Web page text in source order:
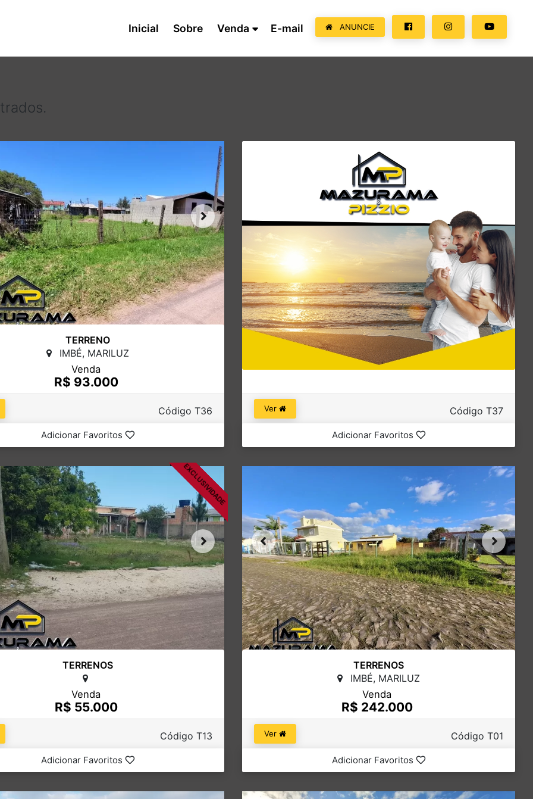
Inicial Sobre Venda E-mail ANUNCIE
TERRENO
IMBÉ, MARILUZ
Venda
R$ 93.000
Código T36
Adicionar Favoritos
Ver Código T37
Adicionar Favoritos
EXCLUSIVIDADE
TERRENOS
Venda
R$ 55.000
Código T13
Adicionar Favoritos
TERRENOS
IMBÉ, MARILUZ
Venda
R$ 242.000
Ver Código T01
Adicionar Favoritos